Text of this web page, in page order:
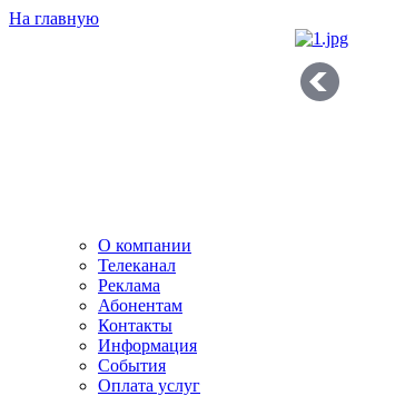
На главную
О компании
Телеканал
Реклама
Абонентам
Контакты
Информация
Cобытия
Оплата услуг